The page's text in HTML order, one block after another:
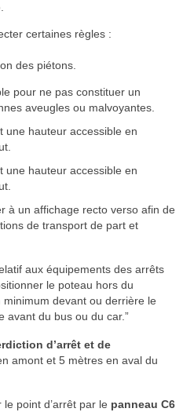
certaines règles :
des piétons.
pour ne pas constituer un
aveugles ou malvoyantes.
une hauteur accessible en
une hauteur accessible en
à un affichage recto verso afin de
de transport de part et
aux équipements des arrêts
le poteau hors du
devant ou derrière le
avant du bus ou du car.”
d’arrêt et de
amont et 5 mètres en aval du
point d’arrêt par le panneau C6